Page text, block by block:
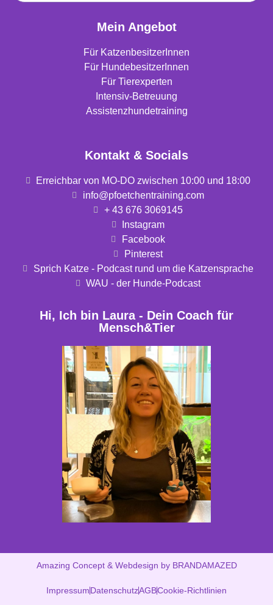
Mein Angebot
Für KatzenbesitzerInnen
Für HundebesitzerInnen
Für Tierexperten
Intensiv-Betreuung
Assistenzhundetraining
Kontakt & Socials
Erreichbar von MO-DO zwischen 10:00 und 18:00
info@pfoetchentraining.com
+ 43 676 3069145
Instagram
Facebook
Pinterest
Sprich Katze - Podcast rund um die Katzensprache
WAU - der Hunde-Podcast
Hi, Ich bin Laura - Dein Coach für
Mensch&Tier
Amazing Concept & Webdesign by BRANDAMAZED
ImpressumDatenschutzAGBCookie-Richtlinien